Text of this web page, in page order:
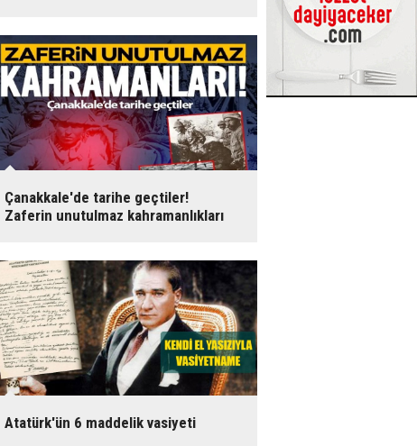
Çanakkale'de tarihe geçtiler!
Zaferin unutulmaz kahramanlıkları
Atatürk'ün 6 maddelik vasiyeti